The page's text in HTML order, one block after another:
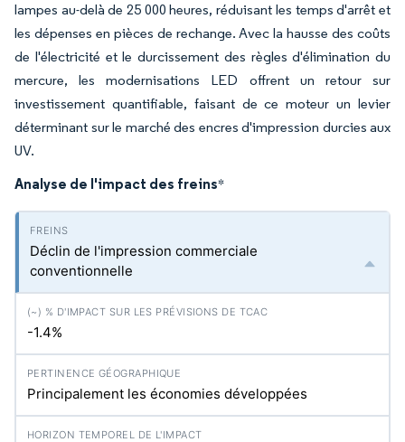
lampes au-delà de 25 000 heures, réduisant les temps d'arrêt et
les dépenses en pièces de rechange. Avec la hausse des coûts
de l'électricité et le durcissement des règles d'élimination du
mercure, les modernisations LED offrent un retour sur
investissement quantifiable, faisant de ce moteur un levier
déterminant sur le marché des encres d'impression durcies aux
UV.
Analyse de l'impact des freins*
Déclin de l'impression commerciale
conventionnelle
-1.4%
Principalement les économies développées